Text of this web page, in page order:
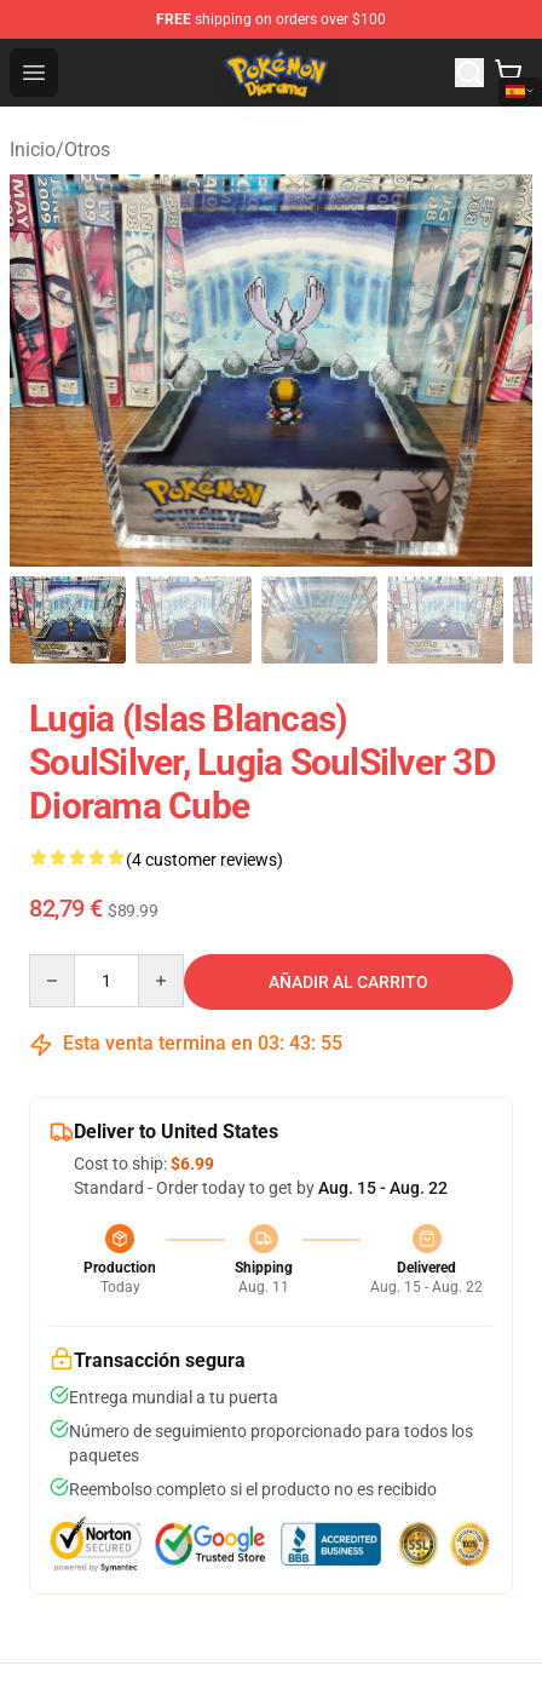
FREE shipping on orders over $100
Open menu
Pokemon Diorama Shop - The Best Store of Pokemon
Inicio/Otros
Lugia (Islas Blancas)
SoulSilver, Lugia SoulSilver 3D
Diorama Cube
(4 customer reviews)
82,79 € $89.99
AÑADIR AL CARRITO
Esta venta termina en 03: 43: 54
Deliver to United States
Cost to ship:$6.99
Standard - Order today to get byAug. 15 - Aug. 22
Production
Today
Shipping
Aug. 11
Delivered
Aug. 15 - Aug. 22
Transacción segura
Entrega mundial a tu puerta
Número de seguimiento proporcionado para todos los
paquetes
Reembolso completo si el producto no es recibido